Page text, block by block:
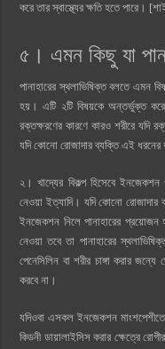
করে তার স্বাস্থ্যের ক্ষতি হতে পারে।
৫। এমন কিছু যা
পানাহারের স্থলাভিষিক্ত বলতে এমন
হয়। এটি ২টি বিষয়কে অন্তর্ভুক্ত
রক্তক্ষরণের কারণে কারও শরীরে যদি
যদি কোনো রোজাদার ব্যক্তি এই
২। খাদ্যের বিকল্প হিসেবে
নেওয়া ইত্যাদি। যদি কোনো
ইনজেকশন নিলে পানাহারের
নেওয়া তবে তা পানাহারের
পেনেসিলিন বা শরীর চাঙ্গা করার
করবে না।
যদিওবা এসকল ইনজেকশন
কিডনী ডায়ালাইসিস করার ক্ষেত্রে